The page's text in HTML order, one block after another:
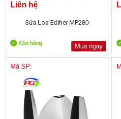
Liên hệ
Sửa Loa Edifier MP280
Mua ngay
Mã SP: